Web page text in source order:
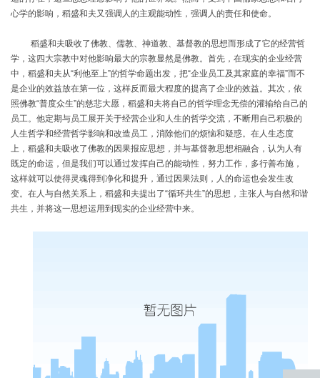
心学的影响，稻盛和夫又强调人的主观能动性，强调人的责任和使命。
稻盛和夫吸收了佛教、儒教、神道教、基督教的思想而形成了它的经营哲
学，这四大宗教中对他影响最大的宗教显然是佛教。首先，在现实的企业经营
中，稻盛和夫从“利他至上”的哲学命题出发，把“企业员工及其家庭的幸福”而不
是企业的效益放在第一位，这样反而最大程度的提高了企业的效益。其次，依
照佛教“普度众生”的慈悲大愿，稻盛和夫将自己的哲学理念无偿的灌输给自己的
员工。他定期与员工展开关于经营企业和人生的哲学交流，不断用自己积极的
人生哲学和经营哲学影响和改造员工，消除他们的烦恼和疑惑。在人生态度
上，稻盛和夫吸收了佛教的因果报应思想，并与基督教思想相融合，认为人有
既定的命运，但是我们可以通过发挥自己的能动性，努力工作，多行善布施，
这样就可以使得灵魂得到净化和提升，通过因果法则，人的命运也会发生改
变。在人与自然关系上，稻盛和夫提出了“循环共生”的思想，主张人与自然和谐
共生，并将这一思想运用到现实的企业经营中来。